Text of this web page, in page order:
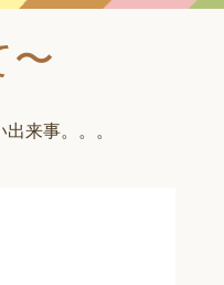
〜
来事。。。